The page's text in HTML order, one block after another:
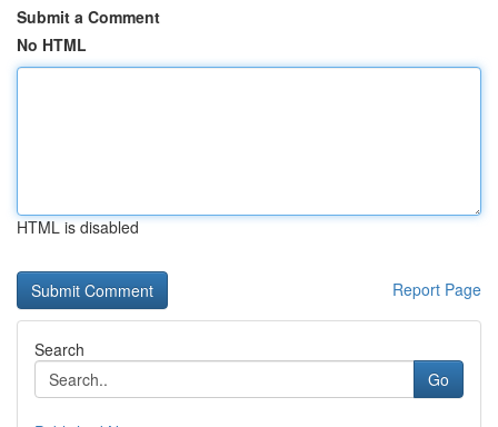
Submit a Comment
No HTML
HTML is disabled
Report Page
Search
Go